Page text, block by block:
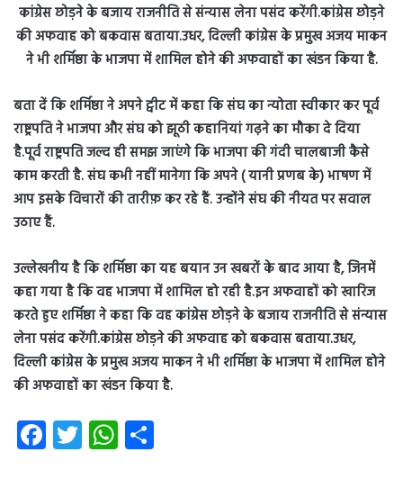
बता दें कि शर्मिष्ठा ने अपने ट्वीट में कहा कि संघ का न्योता स्वीकार कर पूर्व
राष्ट्रपति ने भाजपा और संघ को झूठी कहानियां गढ़ने का मौका दे दिया
है.पूर्व राष्ट्रपति जल्द ही समझ जाएंगे कि भाजपा की गंदी चालबाजी कैसे
काम करती है. संघ कभी नहीं मानेगा कि अपने ( यानी प्रणब के) भाषण में
आप इसके विचारों की तारीफ़ कर रहे हैं. उन्होंने संघ की नीयत पर सवाल
उठाए हैं.
उल्लेखनीय है कि शर्मिष्ठा का यह बयान उन खबरों के बाद आया है, जिनमें
कहा गया है कि वह भाजपा में शामिल हो रही है.इन अफवाहों को खारिज
करते हुए शर्मिष्ठा ने कहा कि वह कांग्रेस छोड़ने के बजाय राजनीति से संन्यास
लेना पसंद करेंगी.कांग्रेस छोड़ने की अफवाह को बकवास बताया.उधर,
दिल्ली कांग्रेस के प्रमुख अजय माकन ने भी शर्मिष्ठा के भाजपा में शामिल होने
की अफवाहों का खंडन किया है.
Fa
ce
T
wi
W
ha